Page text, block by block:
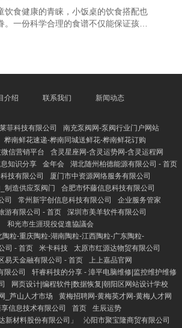
果则能提供自然糖分和维生素，促进食
自动检测清理僵尸粉 此外，要详确食
饮食健康的青睐，小饭桌的饮食搭配也
。一份科学合理的食谱不仅能保证孩子
能促进他们的健康成长。 领先，早餐
膳食纤维的摄入，如鸡蛋、牛奶、全麦
菜蛋花汤等，既可口又健康。 限时优
分
介绍 联系我们 新闻动态
菲科技有限公司
南充泵阀网-泵阀行业门户网站
桦南鲜花速递-桦南同城送鲜花-桦南鲜花订购
信营销平台
含灵星座网-含灵运势网-含灵运程网
知识分享
金年会
湖北随州柏德能源有限公司 - 首页
技有限公司
厦门市中资源网络服务有限公司
制造供应泵阀门
合肥市怀藤信息科技有限公司
司
常州新宇创信息科技有限公司
企业服务管家
游有限公司 - 首页
深圳市美羊软件有限公司
和光市生涯現役促進協議会
陶粒-重庆陶粒-湖南陶粒-江西陶粒-广东陶粒-
司 - 首页
米卡科技
太原市红源达物贸有限公司
易天金融有限公司 - 首页
上上嘉品官网
限公司
轩睿科技的分享 - 漳平电脑维修|监控维护维修
网页设计|编程软件|数据恢复|朝阳区网站设计学校
_芦山人才市场
黄梅招聘网-黄梅英才网-黄梅人才网
享信息技术有限公司
首页
生辰运势
新材料股份有限公司」
沁阳市聚宝隆商贸有限公司